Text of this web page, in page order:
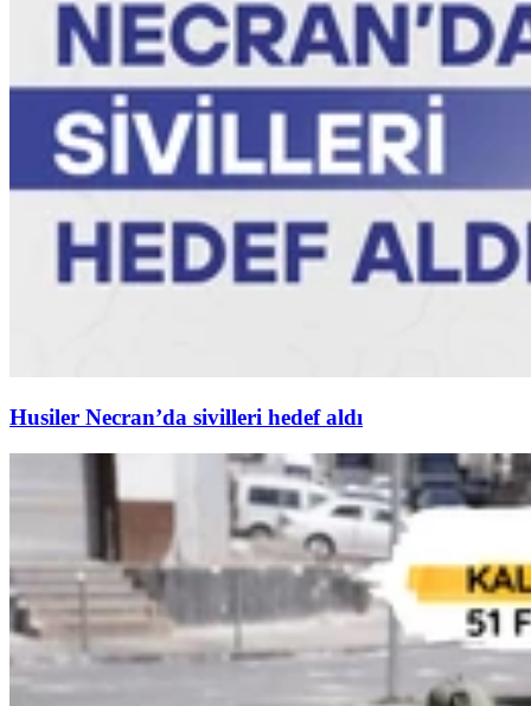
Husiler Necran’da sivilleri hedef aldı